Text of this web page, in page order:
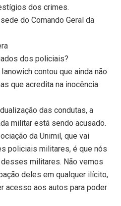
dos crimes.
do Comando Geral da
dos policiais?
contou que ainda não
que acredita na inocência
das condutas, a
militar está sendo acusado.
da Unimil, que vai
policiais militares, é que nós
militares. Não vemos
deles em qualquer ilícito,
acesso aos autos para poder